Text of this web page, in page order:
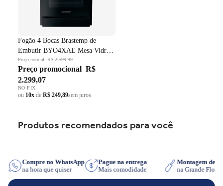
Fogão 4 Bocas Brastemp de
Embutir BYO4XAE Mesa Vidro
Grade em Ferro Fundido Dupla
Chama Preto Bivolt
Preço normalR$ 2.599,99
Preço promocional R$
2.299,07
NO PIX
ou 10x de R$ 249,89sem juros
Produtos recomendados para você
Compre no WhatsApp
na hora que quiser
Pague na entrega
Mais comodidade
Montagem de
na Grande